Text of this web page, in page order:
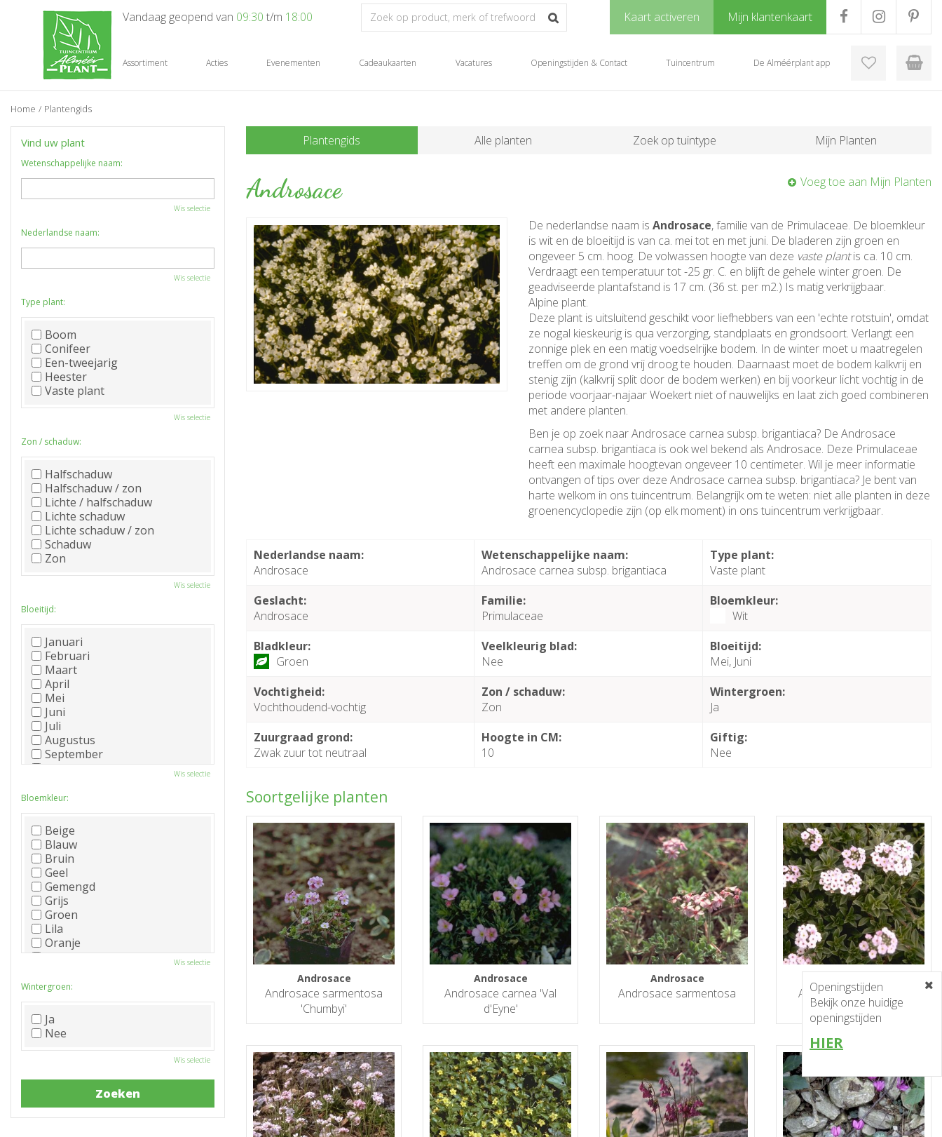
Home Plantengids
Kaart activeren Mijn klantenkaart
Vandaag geopend van 09:30 t/m 18:00
Assortiment Acties Evenementen Cadeaukaarten Vacatures Openingstijden & Contact Tuincentrum De Alméérplant app
Plantengids Alle planten Zoek op tuintype Mijn Planten
Androsace Voeg toe aan Mijn Planten
De nederlandse naam isAndrosace, familie van de Primulaceae. De bloemkleur
is wit en de bloeitijd is van ca. mei tot en met juni. De bladeren zijn groen en
ongeveer 5 cm. hoog. De volwassen hoogte van deze vaste plantis ca. 10 cm.
Verdraagt een temperatuur tot -25 gr. C. en blijft de gehele winter groen. De
geadviseerde plantafstand is 17 cm. (36 st. per m2.) Is matig verkrijgbaar.
Alpine plant.
Deze plant is uitsluitend geschikt voor liefhebbers van een 'echte rotstuin', omdat
ze nogal kieskeurig is qua verzorging, standplaats en grondsoort. Verlangt een
zonnige plek en een matig voedselrijke bodem. In de winter moet u maatregelen
treffen om de grond vrij droog te houden. Daarnaast moet de bodem kalkvrij en
stenig zijn (kalkvrij split door de bodem werken) en bij voorkeur licht vochtig in de
periode voorjaar-najaar Woekert niet of nauwelijks en laat zich goed combineren
met andere planten.
Ben je op zoek naar Androsace carnea subsp. brigantiaca? De Androsace
carnea subsp. brigantiaca is ook wel bekend als Androsace. Deze Primulaceae
heeft een maximale hoogtevan ongeveer 10 centimeter. Wil je meer informatie
ontvangen of tips over deze Androsace carnea subsp. brigantiaca? Je bent van
harte welkom in ons tuincentrum. Belangrijk om te weten: niet alle planten in deze
groenencyclopedie zijn (op elk moment) in ons tuincentrum verkrijgbaar.
Nederlandse naam:
Androsace
Wetenschappelijke naam:
Androsace carnea subsp. brigantiaca
Type plant:
Vaste plant
Geslacht:
Androsace
Familie:
Primulaceae
Bloemkleur:
Wit
Bladkleur:
Groen
Veelkleurig blad:
Nee
Bloeitijd:
Mei, Juni
Vochtigheid:
Vochthoudend-vochtig
Zon / schaduw:
Zon
Wintergroen:
Ja
Zuurgraad grond:
Zwak zuur tot neutraal
Hoogte in CM:
10
Giftig:
Nee
Soortgelijke planten
Androsace
Androsace sarmentosa
'Chumbyi'
Androsace
Androsace carnea 'Val
d'Eyne'
Androsace
Androsace sarmentosa
Androsace lanuginosa
'Leichtlinii'
Vind uw plant
Wetenschappelijke naam:
Wis selectie
Nederlandse naam:
Wis selectie
Type plant:
Boom
Conifeer
Een-tweejarig
Heester
Vaste plant
Wis selectie
Zon / schaduw:
Halfschaduw
Halfschaduw / zon
Lichte / halfschaduw
Lichte schaduw
Lichte schaduw / zon
Schaduw
Zon
Wis selectie
Bloeitijd:
Januari
Februari
Maart
April
Mei
Juni
Juli
Augustus
September
Oktober
December
Wis selectie
Bloemkleur:
Beige
Blauw
Bruin
Geel
Gemengd
Grijs
Groen
Lila
Oranje
Paars
Roze
Wit
Zwart
Wis selectie
Wintergroen:
Ja
Nee
Wis selectie
Openingstijden
Bekijk onze huidige
openingstijden
HIER